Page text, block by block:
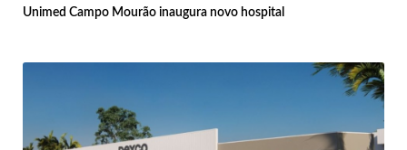
Unimed Campo Mourão inaugura novo hospital